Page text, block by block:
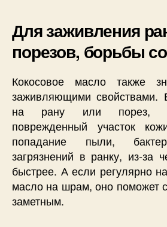
Для заживления
порезов, борьбы
Кокосовое масло также
заживляющими свойствами.
на рану или порез,
поврежденный участок
попадание пыли,
загрязнений в ранку, из-за
быстрее. А если регулярно
масло на шрам, оно поможет
заметным.